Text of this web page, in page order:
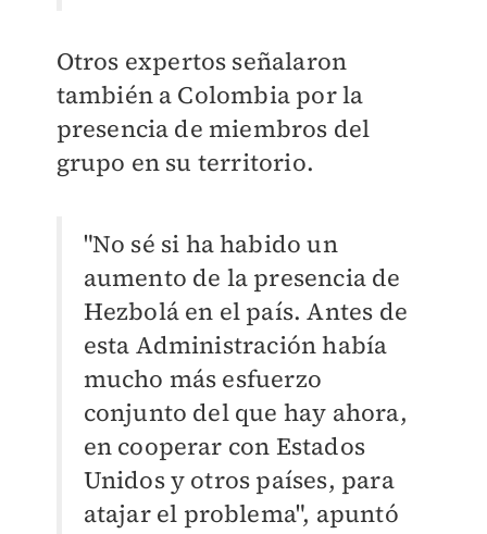
Otros expertos señalaron
también a Colombia por la
presencia de miembros del
grupo en su territorio.
"No sé si ha habido un
aumento de la presencia de
Hezbolá en el país. Antes de
esta Administración había
mucho más esfuerzo
conjunto del que hay ahora,
en cooperar con Estados
Unidos y otros países, para
atajar el problema", apuntó